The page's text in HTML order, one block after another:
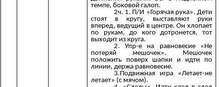
темпе, боковой галоп.
2ч. 1. П/И «Горячая рука». Дети
стоят в кругу, выставляют руки
вперед, ведущий в центре. Он хлопает
по рукам, до кого дотронется, тот
выходит из круга.
2. Упр-е на равновесие «Не
потеряй мешочек». Мешочек
положить поверх шапки и идти по
линии, держа равновесие.
3.Подвижная игра «Летает-не
летает» (с мячом).